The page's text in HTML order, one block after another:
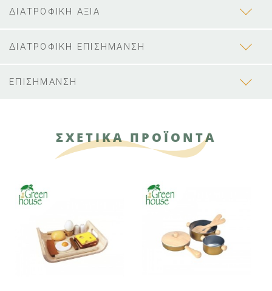
ΔΙΑΤΡΟΦΙΚΗ ΑΞΙΑ
ΔΙΑΤΡΟΦΙΚΗ ΕΠΙΣΗΜΑΝΣΗ
ΕΠΙΣΗΜΑΝΣΗ
ΣΧΕΤΙΚΑ ΠΡΟΪΟΝΤΑ